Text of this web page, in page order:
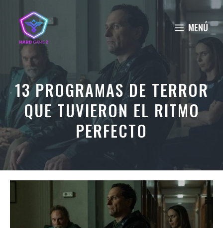
contenido
MENÚ
13 PROGRAMAS DE TERROR
QUE TUVIERON EL RITMO
PERFECTO